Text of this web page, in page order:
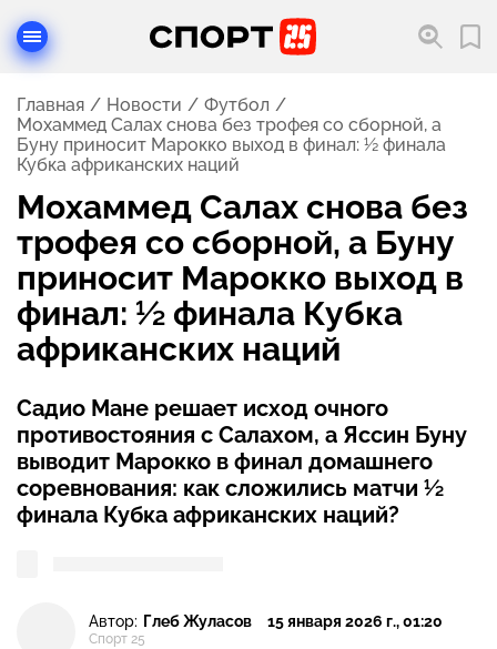
Главная Новости
Футбол
Мохаммед Салах снова без трофея со сборной, а
Буну приносит Марокко выход в финал: ½ финала
Кубка африканских наций
Мохаммед Салах снова без
трофея со сборной, а Буну
приносит Марокко выход в
финал: ½ финала Кубка
африканских наций
Садио Мане решает исход очного
противостояния с Салахом, а Яссин Буну
выводит Марокко в финал домашнего
соревнования: как сложились матчи ½
финала Кубка африканских наций?
Автор: Глеб Жуласов
Спорт 25
15 января 2026 г., 01:20